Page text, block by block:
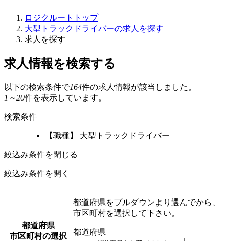
ロジクルートトップ
大型トラックドライバーの求人を探す
求人を探す
求人情報を検索する
以下の検索条件で164件の求人情報が該当しました。
1～20件を表示しています。
検索条件
【職種】 大型トラックドライバー
絞込み条件を閉じる
絞込み条件を開く
都道府県
市区町村の選択
都道府県をプルダウンより選んでから、
市区町村を選択して下さい。
都道府県